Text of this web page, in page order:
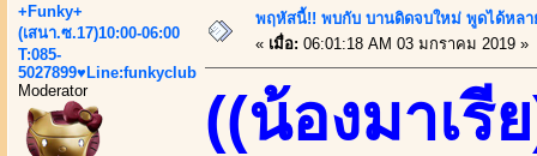
+Funky+
(เสนา.ซ.17)10:00-06:00
T:085-
5027899♥Line:funkyclub
Moderator
พฤหัสนี้!! พบกับ บานดิดจบใหม่ พูดได้หล
« เมื่อ: 06:01:18 AM 03 มกราคม 2019 »
((น้องมาเรี